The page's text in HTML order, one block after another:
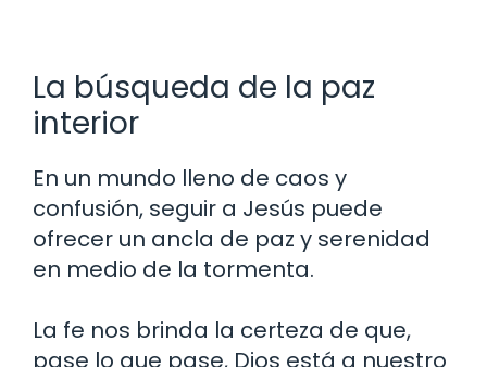
La búsqueda de la paz
interior
En un mundo lleno de caos y
confusión, seguir a Jesús puede
ofrecer un ancla de paz y serenidad
en medio de la tormenta.
La fe nos brinda la certeza de que,
pase lo que pase, Dios está a nuestro